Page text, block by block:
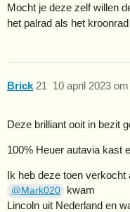
Mocht je deze zelf willen
het palrad als het
Brick 10 april 2023
21
Deze brilliant ooit in bezit
100% Heuer autavia kast
Ik heb deze toen verkocht
@Mark020
kwam
Lincoln uit Nederland en